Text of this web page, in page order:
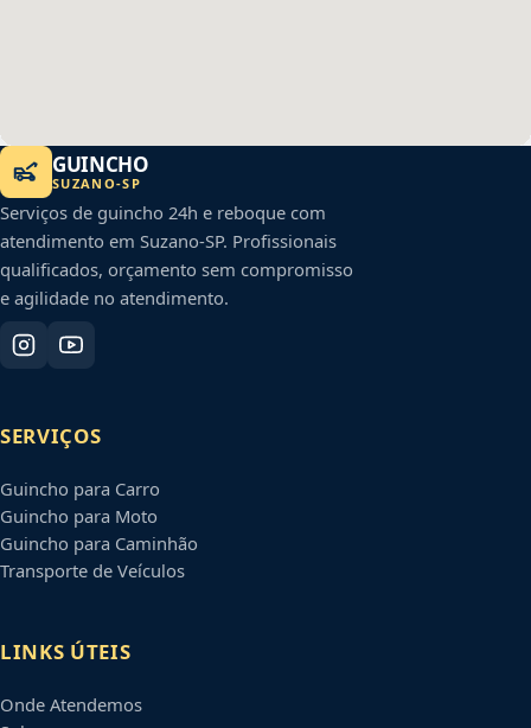
GUINCHO
SUZANO-SP
Serviços de guincho 24h e reboque com
atendimento em Suzano-SP. Profissionais
qualificados, orçamento sem compromisso
e agilidade no atendimento.
SERVIÇOS
Guincho para Carro
Guincho para Moto
Guincho para Caminhão
Transporte de Veículos
LINKS ÚTEIS
Onde Atendemos